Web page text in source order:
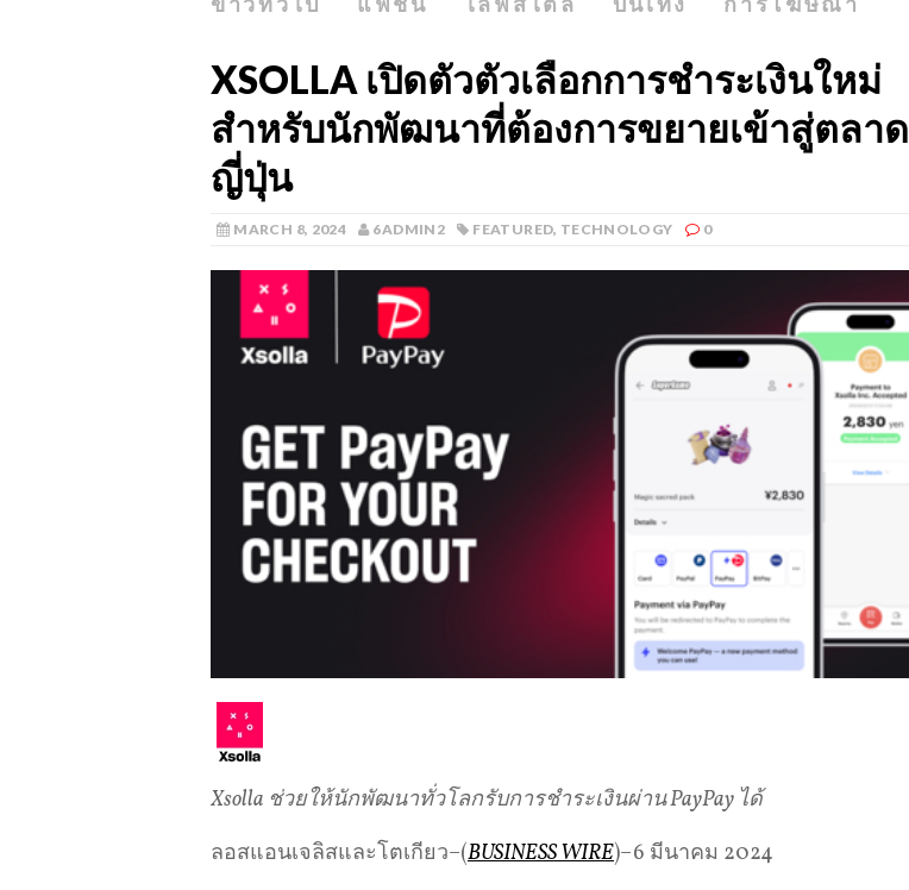
XSOLLA เปิดตัวตัวเลือกการชำระเงินใหม่
สำหรับนักพัฒนาที่ต้องการขยายเข้าสู่ตลาด
ญี่ปุ่น
MARCH 8, 2024 6ADMIN2 FEATURED, TECHNOLOGY 0
Xsolla ช่วยให้นักพัฒนาทั่วโลกรับการชำระเงินผ่านPayPay ได้
ลอสแอนเจลิสและโตเกียว–(BUSINESS WIRE)–6 มีนาคม 2024